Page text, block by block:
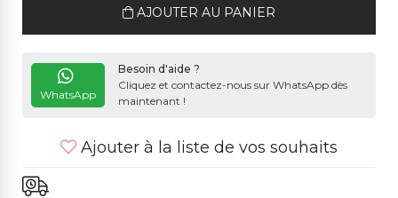
AJOUTER AU PANIER
WhatsApp
Besoin d'aide ?
Cliquez et contactez-nous sur WhatsApp dès
maintenant !
Ajouter à la liste de vos souhaits